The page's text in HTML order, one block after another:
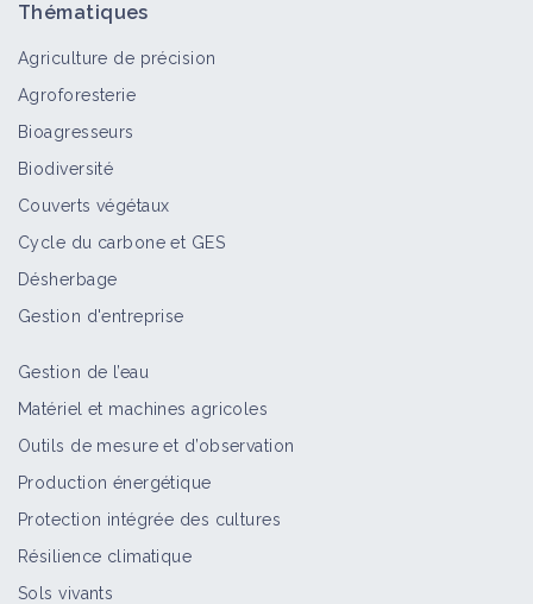
Black rot sur vigne – feuille et
rameau
Bioagresseur
Thématiques
Agriculture de précision
Agroforesterie
Bioagresseurs
Biodiversité
Couverts végétaux
Cycle du carbone et GES
Désherbage
Gestion d'entreprise
Gestion de l’eau
Matériel et machines agricoles
Outils de mesure et d’observation
Production énergétique
Protection intégrée des cultures
Résilience climatique
Sols vivants